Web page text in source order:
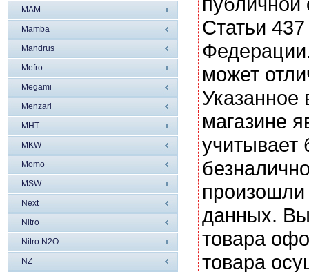
MAM
Mamba
Mandrus
Mefro
Megami
Menzari
MHT
MKW
Momo
MSW
Next
Nitro
Nitro N2O
NZ
Статьи
может
магазине
учитывает
данных. Вы
товара
товара